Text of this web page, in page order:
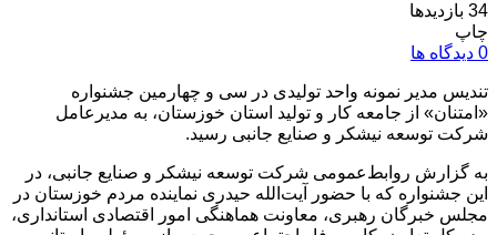
34 بازدیدها
چاپ
0 دیدگاه ها
تندیس مدیر نمونه واحد تولیدی در سی و چهارمین جشنواره
«امتنان» از جامعه کار و تولید استان خوزستان، به مدیرعامل
شرکت توسعه نیشکر و صنایع جانبی رسید.
به گزارش روابط‌عمومی شرکت توسعه نیشکر و صنایع جانبی، در
این جشنواره که با حضور آیت‌الله حیدری نماینده مردم خوزستان در
مجلس خبرگان رهبری، معاونت هماهنگی امور اقتصادی استانداری،